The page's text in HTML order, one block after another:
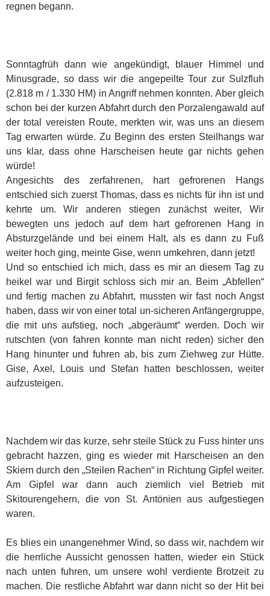
regnen begann.
Sonntagfrüh dann wie angekündigt, blauer Himmel und
Minusgrade, so dass wir die angepeilte Tour zur Sulzfluh
(2.818 m / 1.330 HM) in Angriff nehmen konnten. Aber gleich
schon bei der kurzen Abfahrt durch den Porzalengawald auf
der total vereisten Route, merkten wir, was uns an diesem
Tag erwarten würde. Zu Beginn des ersten Steilhangs war
uns klar, dass ohne Harscheisen heute gar nichts gehen
würde!
Angesichts des zerfahrenen, hart gefrorenen Hangs
entschied sich zuerst Thomas, dass es nichts für ihn ist und
kehrte um. Wir anderen stiegen zunächst weiter, Wir
bewegten uns jedoch auf dem hart gefrorenen Hang in
Absturzgelände und bei einem Halt, als es dann zu Fuß
weiter hoch ging, meinte Gise, wenn umkehren, dann jetzt!
Und so entschied ich mich, dass es mir an diesem Tag zu
heikel war und Birgit schloss sich mir an. Beim „Abfellen“
und fertig machen zu Abfahrt, mussten wir fast noch Angst
haben, dass wir von einer total un-sicheren Anfängergruppe,
die mit uns aufstieg, noch „abgeräumt“ werden. Doch wir
rutschten (von fahren konnte man nicht reden) sicher den
Hang hinunter und fuhren ab, bis zum Ziehweg zur Hütte.
Gise, Axel, Louis und Stefan hatten beschlossen, weiter
aufzusteigen.
Nachdem wir das kurze, sehr steile Stück zu Fuss hinter uns
gebracht hazzen, ging es wieder mit Harscheisen an den
Skiern durch den „Steilen Rachen“ in Richtung Gipfel weiter.
Am Gipfel war dann auch ziemlich viel Betrieb mit
Skitourengehern, die von St. Antönien aus aufgestiegen
waren.
Es blies ein unangenehmer Wind, so dass wir, nachdem wir
die herrliche Aussicht genossen hatten, wieder ein Stück
nach unten fuhren, um unsere wohl verdiente Brotzeit zu
machen. Die restliche Abfahrt war dann nicht so der Hit bei